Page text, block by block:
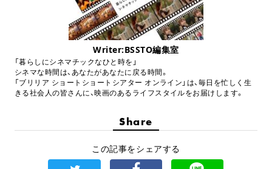
Writer:BSSTO編集室
「暮らしにシネマチックなひと時を」
シネマな時間は、あなたがあなたに戻る時間。
「ブリリア ショートショートシアター オンライン」は、毎日を忙しく生
きる社会人の皆さんに、映画のあるライフスタイルをお届けします。
Share
この記事をシェアする